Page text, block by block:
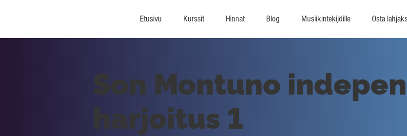
Etusivu Kurssit Hinnat Blog Musiikintekijöille Osta
Son Montuno
harjoitus 1